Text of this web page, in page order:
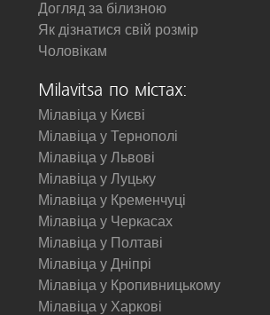
Догляд за білизною
Як дізнатися свій розмір
Чоловікам
Milavitsa по містах:
Мілавіца у Києві
Мілавіца у Тернополі
Мілавіца у Львові
Мілавіца у Луцьку
Мілавіца у Кременчуці
Мілавіца у Черкасах
Мілавіца у Полтаві
Мілавіца у Дніпрі
Мілавіца у Кропивницькому
Мілавіца у Харкові